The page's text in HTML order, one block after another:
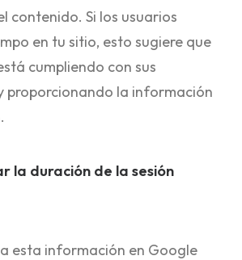
contenido. Si los usuarios
en tu sitio, esto sugiere que
cumpliendo con sus
proporcionando la información
la duración de la sesión
esta información en Google